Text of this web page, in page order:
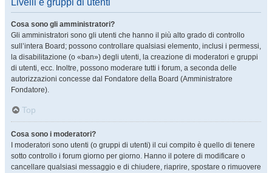
Livelli e gruppi di utenti
Cosa sono gli amministratori?
Gli amministratori sono gli utenti che hanno il più alto grado di controllo
sull’intera Board; possono controllare qualsiasi elemento, inclusi i permessi,
la disabilitazione (o «ban») degli utenti, la creazione di moderatori e gruppi
di utenti, ecc. Inoltre, possono moderare tutti i forum, a seconda delle
autorizzazioni concesse dal Fondatore della Board (Amministratore
Fondatore).
Top
Cosa sono i moderatori?
I moderatori sono utenti (o gruppi di utenti) il cui compito è quello di tenere
sotto controllo i forum giorno per giorno. Hanno il potere di modificare o
cancellare qualsiasi messaggio e di chiudere, riaprire, spostare o rimuovere